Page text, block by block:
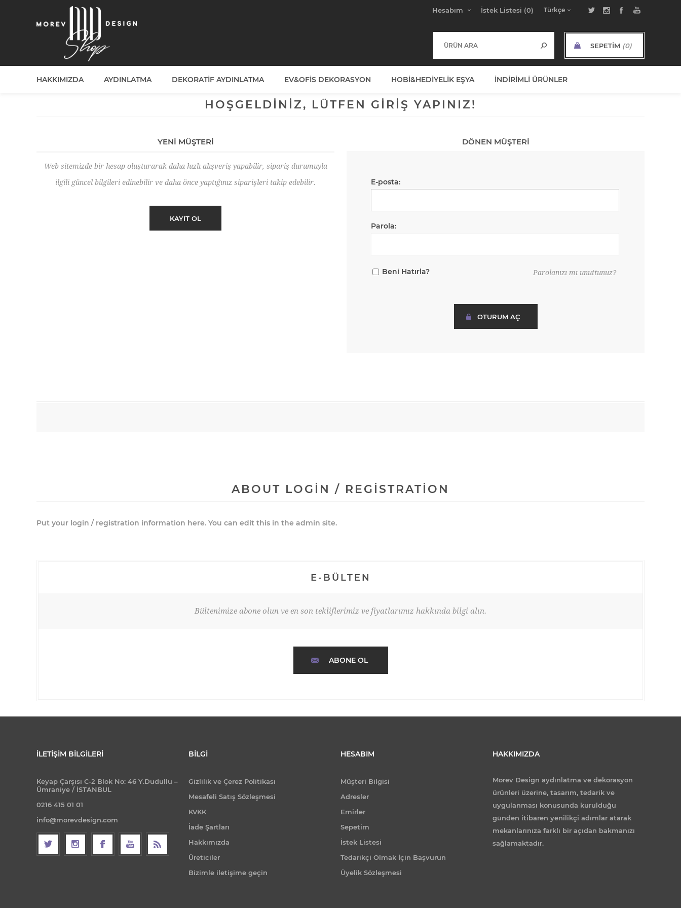
Hesabım İstek Listesi (0)
SEPETIM (0)
HAKKIMIZDA AYDINLATMA DEKORATIF AYDINLATMA EV&OFIS DEKORASYON HOBI&HEDIYELIK EŞYA İNDIRIMLI ÜRÜNLER
HOŞGELDINIZ, LÜTFEN GIRIŞ YAPINIZ!
YENI MÜŞTERI
Web sitemizde bir hesap oluşturarak daha hızlı alışveriş yapabilir, sipariş durumuyla
ilgili güncel bilgileri edinebilir ve daha önce yaptığınız siparişleri takip edebilir.
DÖNEN MÜŞTERI
E-posta:
Parola:
Beni Hatırla? Parolanızı mı unuttunuz?
ABOUT LOGIN / REGISTRATION
Put your login / registration information here. You can edit this in the admin site.
E-BÜLTEN
Bültenimize abone olun ve en son tekliflerimiz ve fiyatlarımız hakkında bilgi alın.
ABONE OL
İLETIŞIM BILGILERI
Keyap Çarşısı C-2 Blok No: 46 Y.Dudullu –
Ümraniye / İSTANBUL
0216 415 01 01
info@morevdesign.com
BILGI
Gizlilik ve Çerez Politikası
Mesafeli Satış Sözleşmesi
KVKK
İade Şartları
Hakkımızda
Üreticiler
Bizimle iletişime geçin
HESABIM
Müşteri Bilgisi
Adresler
Emirler
Sepetim
İstek Listesi
Tedarikçi Olmak İçin Başvurun
Üyelik Sözleşmesi
HAKKIMIZDA
Morev Design aydınlatma ve dekorasyon
ürünleri üzerine, tasarım, tedarik ve
uygulanması konusunda kurulduğu
günden itibaren yenilikçi adımlar atarak
mekanlarınıza farklı bir açıdan bakmanızı
sağlamaktadır.